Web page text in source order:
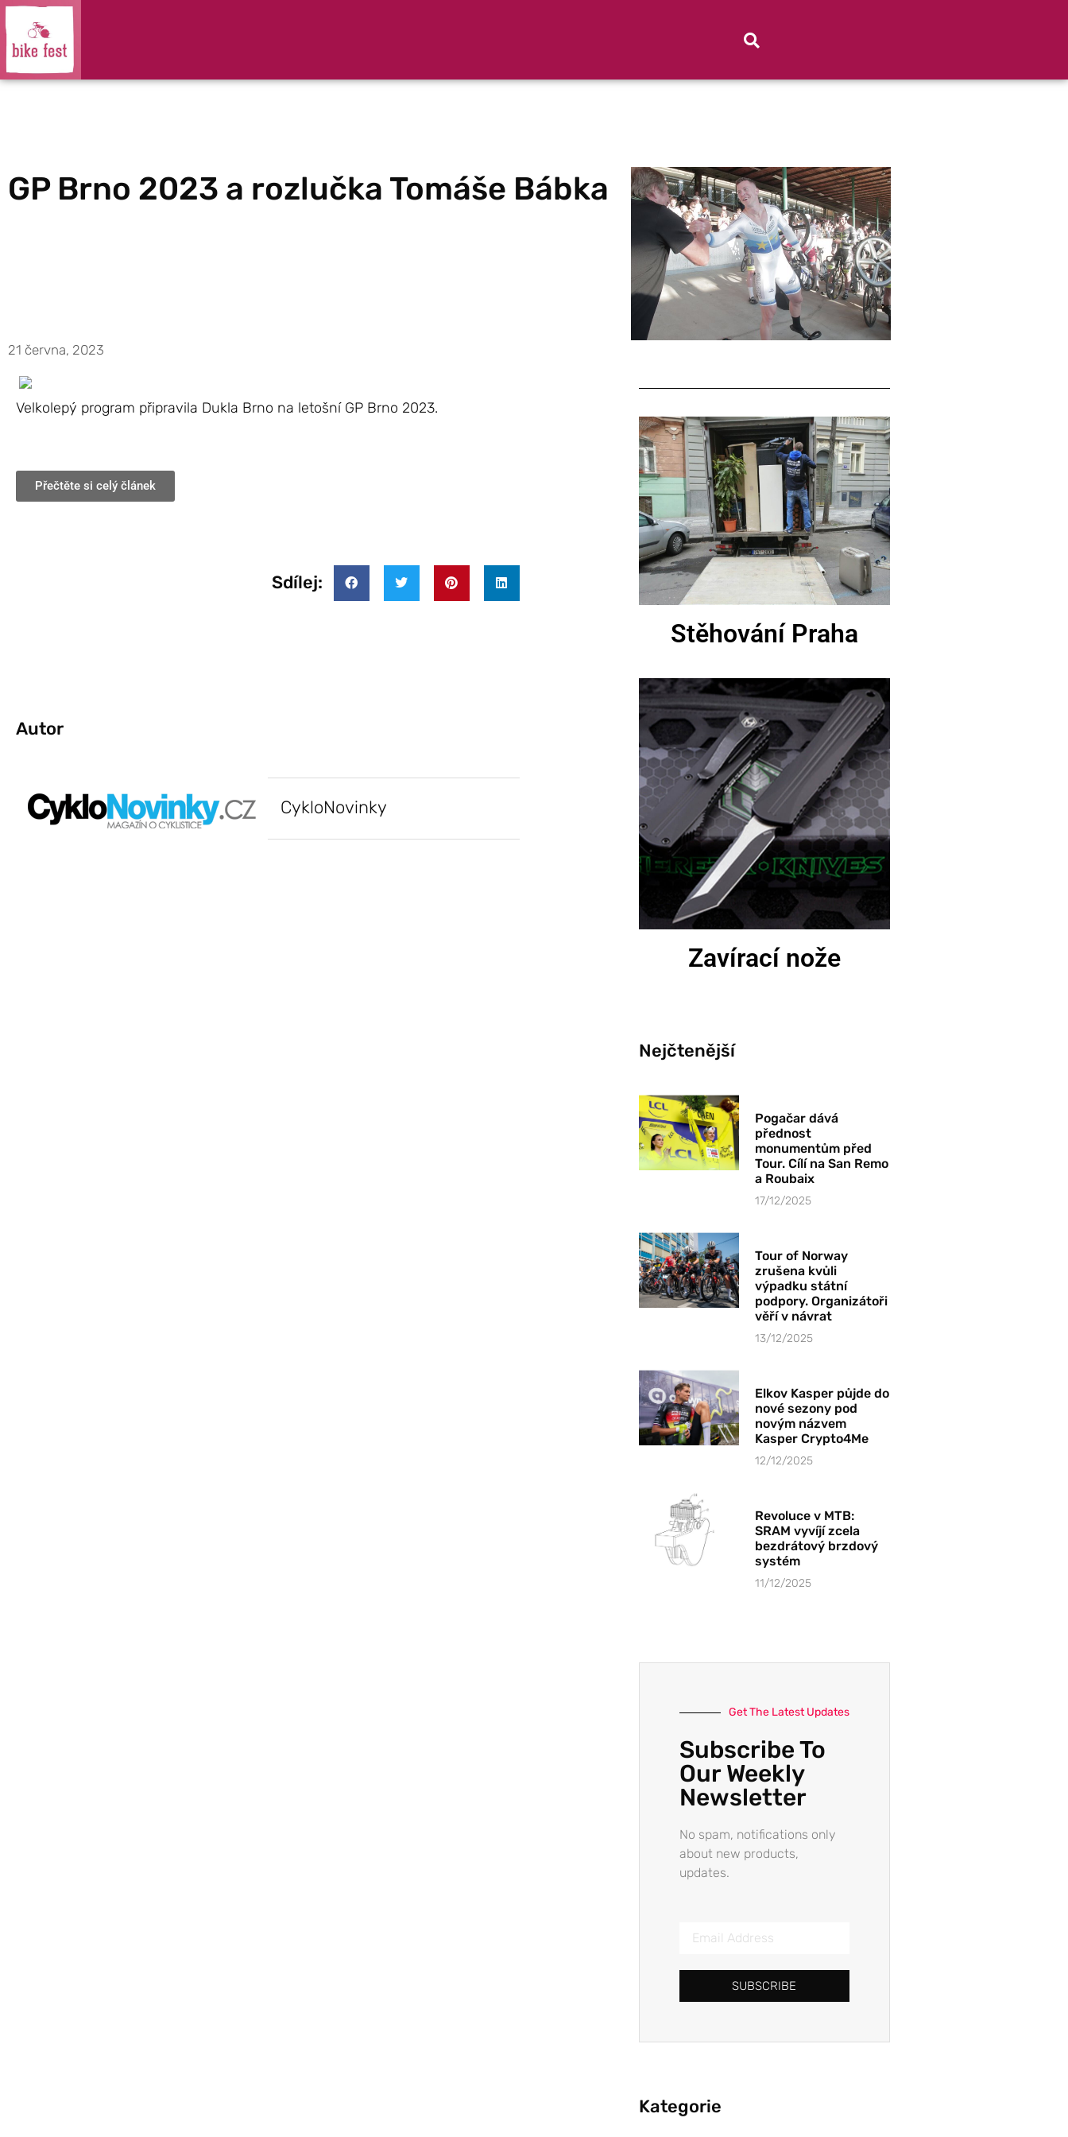
GP Brno 2023 a rozlučka Tomáše Bábka
21 června, 2023
Velkolepý program připravila Dukla Brno na letošní GP Brno 2023.
Přečtěte si celý článek
Sdílej:
Autor
CykloNovinky
Stěhování Praha
Zavírací nože
Nejčtenější
Pogačar dává
přednost
monumentům před
Tour. Cílí na San Remo
a Roubaix
17/12/2025
Tour of Norway
zrušena kvůli
výpadku státní
podpory. Organizátoři
věří v návrat
13/12/2025
Elkov Kasper půjde do
nové sezony pod
novým názvem
Kasper Crypto4Me
12/12/2025
Revoluce v MTB:
SRAM vyvíjí zcela
bezdrátový brzdový
systém
11/12/2025
Get The Latest Updates
Subscribe To
Our Weekly
Newsletter
No spam, notifications only
about new products,
updates.
SUBSCRIBE
Kategorie